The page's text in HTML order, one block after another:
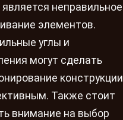
неправильное
элементов.
углы и
могут сделать
конструкции
Также стоит
внимание на выбор